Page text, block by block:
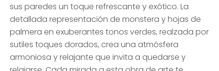
sus paredes un toque refrescante y exótico. La
detallada representación de monstera y hojas de
palmera en exuberantes tonos verdes, realzada por
sutiles toques dorados, crea una atmósfera
armoniosa y relajante que invita a quedarse y